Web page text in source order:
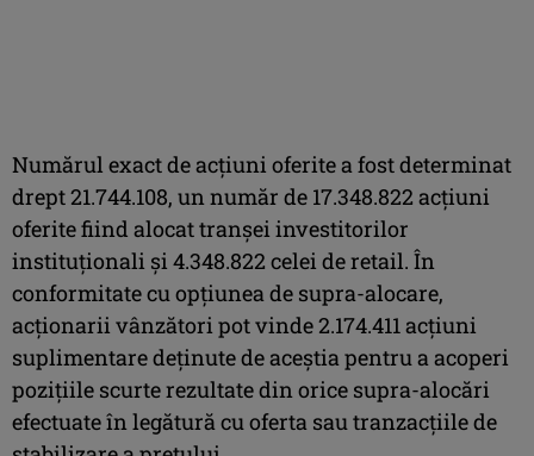
Numărul exact de acţiuni oferite a fost determinat
drept 21.744.108, un număr de 17.348.822 acţiuni
oferite fiind alocat tranşei investitorilor
instituţionali şi 4.348.822 celei de retail. În
conformitate cu opţiunea de supra-alocare,
acţionarii vânzători pot vinde 2.174.411 acţiuni
suplimentare deţinute de aceştia pentru a acoperi
poziţiile scurte rezultate din orice supra-alocări
efectuate în legătură cu oferta sau tranzacţiile de